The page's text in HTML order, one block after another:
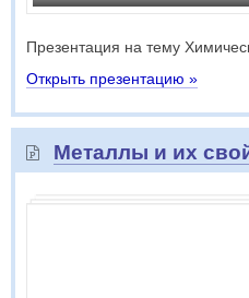
Презентация на тему
Открыть презентацию »
Металлы и их